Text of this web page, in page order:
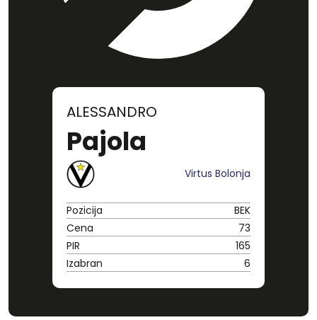
ALESSANDRO
Pajola
Virtus Bolonja
Pozicija
BEK
Cena
73
PIR
165
Izabran
6